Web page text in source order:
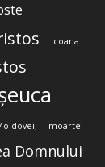
Icoana
moarte
Domnului